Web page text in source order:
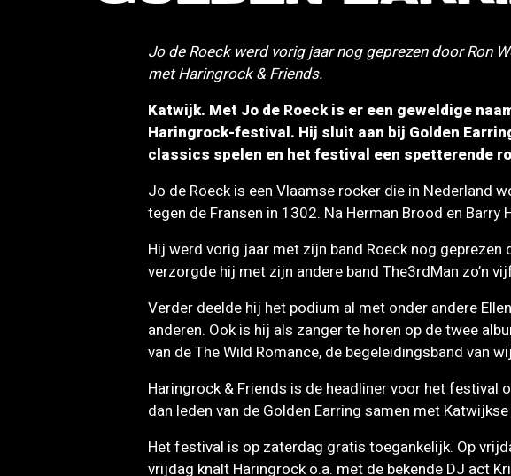
Jo de Roeck werd vorig jaar nog geprezen door Ron
met Haringrock & Friends.
Katwijk. Met Jo de Roeck is er een geweldige
Haringrock-festival. Hij sluit aan bij Golden
classics spelen en het festival een spetterende
Jo de Roeck is een Vlaamse rocker die in Nederland
tegen de Fransen in 1302. Na Herman Brood en
Hij werd vorig jaar met zijn band Roeck nog
verzorgde hij met zijn andere band The3rdMan zo’n
Verder deelde hij het podium al met onder andere
anderen. Ook is hij als zanger te horen op de twee
van de The Wild Romance, de begeleidingsband van
Haringrock & Friends is de headliner voor het festival
dan leden van de Golden Earring samen met
Het festival is op zaterdag gratis toegankelijk. Op
vrijdag knalt Haringrock o.a. met de bekende DJ act